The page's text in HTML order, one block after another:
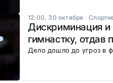
12:00, 30 октября ·
Дискриминация и
гимнастку, отдав
Дело дошло до угроз в